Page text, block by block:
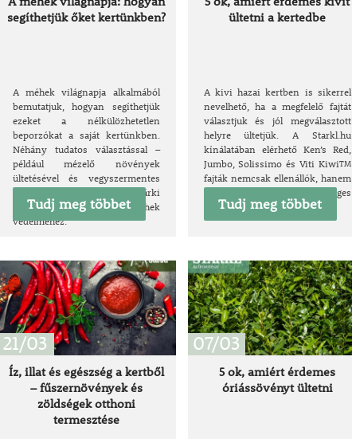
segíthetjük őket kertünkben?
A méhek világnapja alkalmából
bemutatjuk, hogyan segíthetjük
ezeket a nélkülözhetetlen
beporzókat a saját kertünkben.
Néhány tudatos választással –
például mézelő növények
ültetésével és vegyszermentes
kertészkedéssel – bárki
hozzájárulhat a méhek
védelméhez.
Tudj meg többet
ültetni a kertedbe
A kivi hazai kertben is sikerrel
nevelhető, ha a megfelelő fajtát
választjuk és jól megválasztott
helyre ültetjük. A Starkl.hu
kínálatában elérhető Ken’s Red,
Jumbo, Solissimo és Viti KiwiTM
fajták nemcsak ellenállók, hanem
bőtermők és különleges
ízvilágúak is.
Tudj meg többet
21/03
Íz, illat és egészség a kertből
– fűszernövények és
zöldségek otthoni
termesztése
07/03
5 ok, amiért érdemes
óriássövényt ültetni